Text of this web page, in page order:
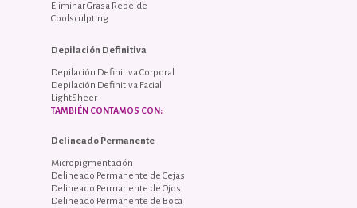
Eliminar Grasa Rebelde
Coolsculpting
Depilación Definitiva
Depilación Definitiva Corporal
Depilación Definitiva Facial
LightSheer
TAMBIÉN CONTAMOS CON:
Delineado Permanente
Micropigmentación
Delineado Permanente de Cejas
Delineado Permanente de Ojos
Delineado Permanente de Boca